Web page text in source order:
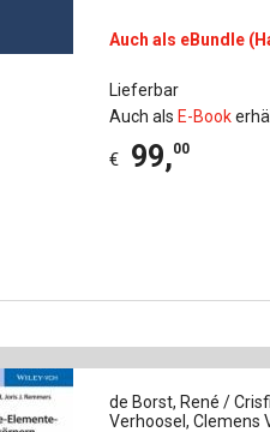
Auch als eBundle
Lieferbar
Auch als E-Book
€ 99,00
de Borst, René /
Verhoosel, Clemens